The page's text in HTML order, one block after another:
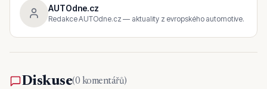
AUTOdne.cz
Redakce AUTOdne.cz — aktuality z evropského automotive.
Diskuse(0 komentářů)